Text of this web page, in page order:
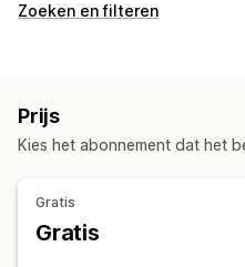
Zoeken en filteren
Tolerantie voor typfouten
Productaanbevelingen
Prijs
Kies het abonnement dat het
Gratis
Gratis